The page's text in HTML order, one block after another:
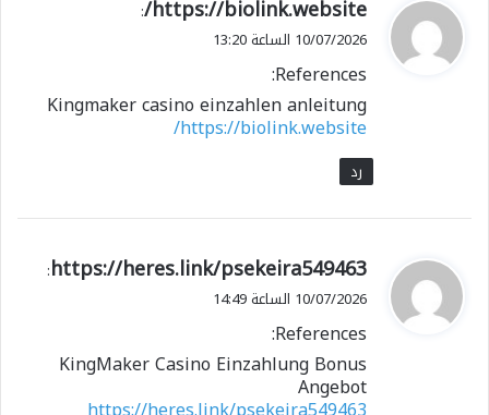
ق
ل
https://biolink.website/
:
10/07/2026 الساعة 13:20
References:
Kingmaker casino einzahlen anleitung
https://biolink.website/
رد
ي
ق
ل
https://heres.link/psekeira549463
:
10/07/2026 الساعة 14:49
References:
KingMaker Casino Einzahlung Bonus
Angebot